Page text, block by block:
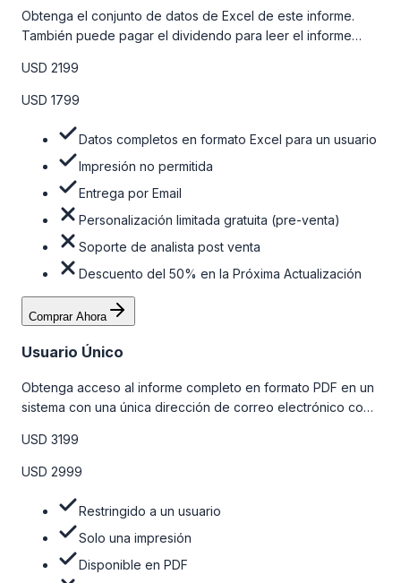
Obtenga el conjunto de datos de Excel de este informe.
También puede pagar el dividendo para leer el informe
la tabla de precios a continuación.
USD 2199
USD 1799
Datos completos en formato Excel para un usuario
Impresión no permitida
Entrega por Email
Personalización limitada gratuita (pre-venta)
Soporte de analista post venta
Descuento del 50% en la Próxima Actualización
Comprar Ahora
Usuario Único
Obtenga acceso al informe completo en formato PDF en un
sistema con una única dirección de correo electrónico con
la tabla de precios a continuación.
USD 3199
USD 2999
Restringido a un usuario
Solo una impresión
Disponible en PDF